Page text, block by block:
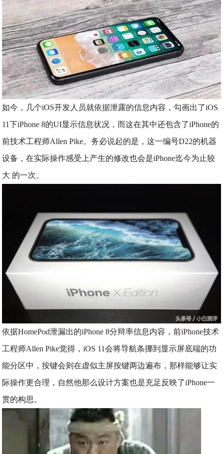
如今，几个iOS开发人员就依据泄露的信息内容，勾画出了iOS
11下iPhone 8的UI显示信息状况，而这在其中还包含了iPhone的
前技术工程师Allen Pike。务必说起的是，这一编号D22的机器
设备，在实际操作感受上产生的修改也会是iPhone迄今为止较
大 的一次。
依据HomePod泄漏出的iPhone 8分辩率信息内容，前iPhone技术
工程师Allen Pike觉得，iOS 11会将导航条挪到显示屏底端的功
能分区中，按键会则在虚似主屏按键两边遍布，那样能够让实
际操作更合理，自然他那么设计方案也是充足反映了iPhone一
贯的构思。